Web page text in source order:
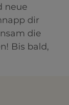
neue
dir
die
Bis bald,